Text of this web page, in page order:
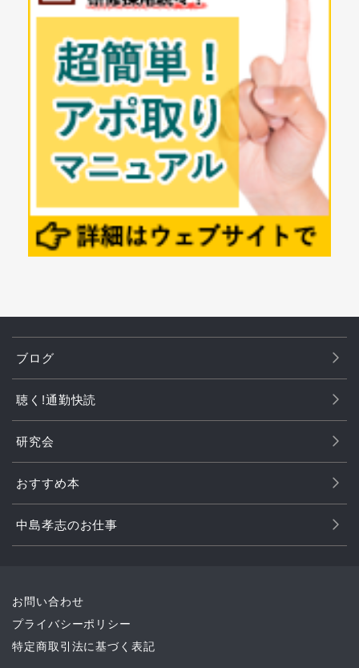
ブログ
聴く!通勤快読
研究会
おすすめ本
中島孝志のお仕事
お問い合わせ
プライバシーポリシー
特定商取引法に基づく表記